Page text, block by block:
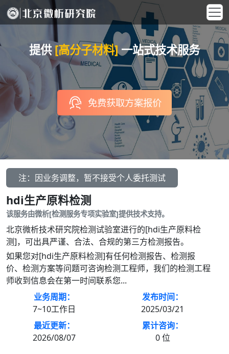
提供[高分子材料]一站式技术服务
免费获取方案报价
注：因业务调整，暂不接受个人委托测试
hdi生产原料检测
该服务由微析[检测服务专项实验室]提供技术支持。
北京微析技术研究院检测试验室进行的[hdi生产原料检
测]，可出具严谨、合法、合规的第三方检测报告。
如果您对[hdi生产原料检测]有任何检测报告、检测报
价、检测方案等问题可咨询检测工程师，我们的检测工程
师收到信息会在第一时间联系您...
业务周期：
7~10工作日
发布时间：
2025/03/21
最近更新：
2026/08/07
累计咨询：
0位